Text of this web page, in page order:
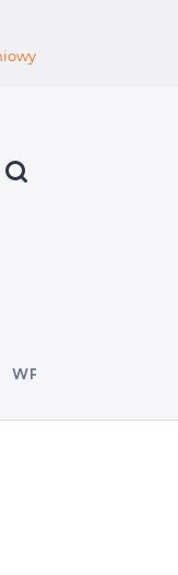
WPISY GOŚCINNE